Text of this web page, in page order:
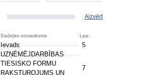
Aizvērt
Sadaļas nosaukums Lpp.
Ievads 5
UZŅĒMĒJDARBĪBAS
TIESISKO FORMU
RAKSTUROJUMS UN
7